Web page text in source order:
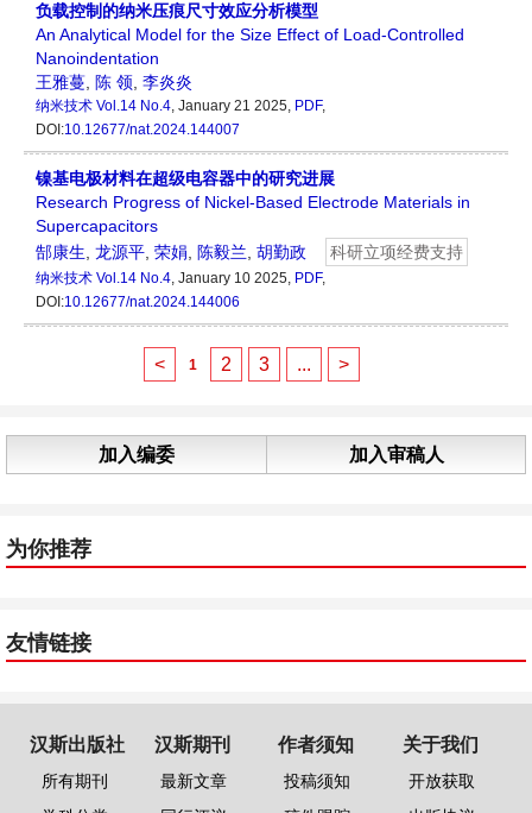
负载控制的纳米压痕尺寸效应分析模型
An Analytical Model for the Size Effect of Load-Controlled
Nanoindentation
王雅蔓, 陈 领, 李炎炎
纳米技术 Vol.14 No.4, January 21 2025, PDF,
DOI:10.12677/nat.2024.144007
镍基电极材料在超级电容器中的研究进展
Research Progress of Nickel-Based Electrode Materials in
Supercapacitors
郜康生, 龙源平, 荣娟, 陈毅兰, 胡勤政 科研立项经费支持
纳米技术 Vol.14 No.4, January 10 2025, PDF,
DOI:10.12677/nat.2024.144006
< 1 2 3 ... >
加入编委 加入审稿人
为你推荐
友情链接
汉斯出版社
所有期刊
汉斯期刊
最新文章
作者须知
投稿须知
关于我们
开放获取